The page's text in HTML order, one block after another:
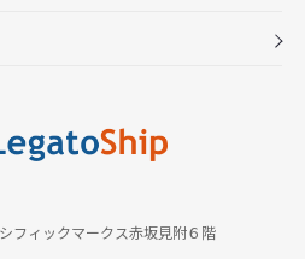
フィックマークス赤坂見附６階